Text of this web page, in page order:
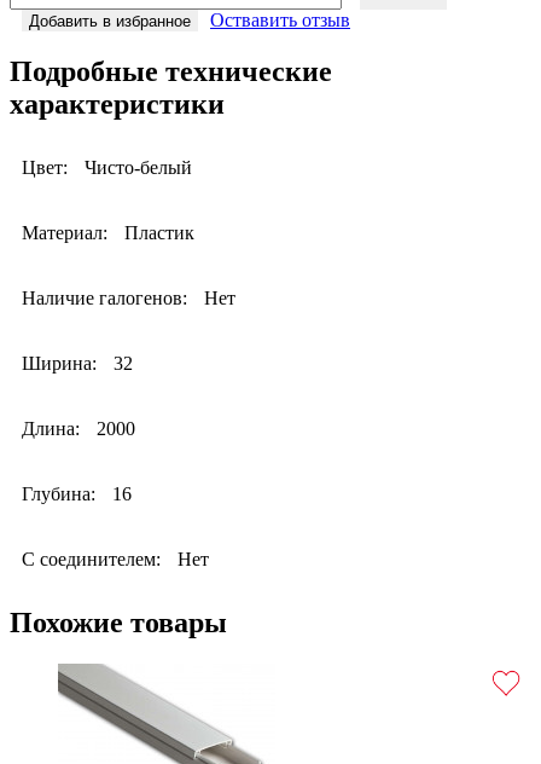
Добавить в избранное
Оствавить отзыв
Подробные технические
характеристики
Цвет: Чисто-белый
Материал: Пластик
Наличие галогенов: Нет
Ширина: 32
Длина: 2000
Глубина: 16
С соединителем: Нет
Похожие товары